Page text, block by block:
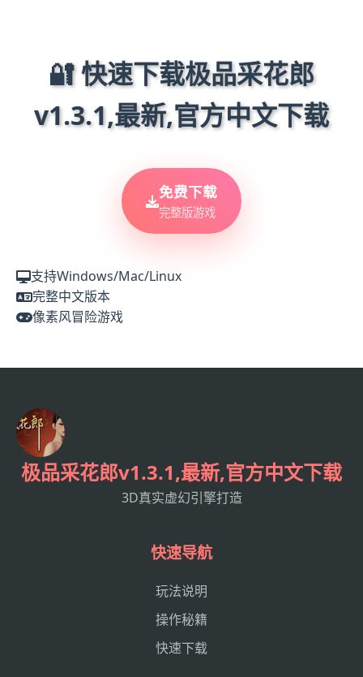
🔐 快速下载极品采花郎
v1.3.1,最新,官方中文下载
免费下载
完整版游戏
支持Windows/Mac/Linux
完整中文版本
像素风冒险游戏
极品采花郎v1.3.1,最新,官方中文下载
3D真实虚幻引擎打造
快速导航
玩法说明
操作秘籍
快速下载